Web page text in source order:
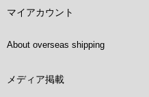
マイアカウント
About overseas shipping
メディア掲載